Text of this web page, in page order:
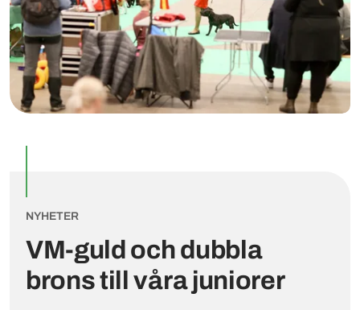
VM-guld och dubbla
brons till våra juniorer
NYHETER